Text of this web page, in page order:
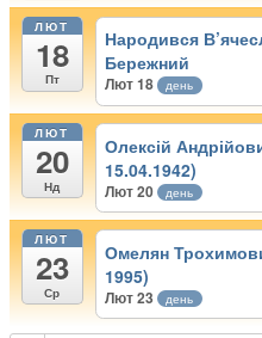
ЛЮТ
18
Пт
Народився
Бережний
Лют 18 день
ЛЮТ
20
Нд
Олексій
15.04.1942)
Лют 20 день
ЛЮТ
23
Ср
Омелян
1995)
Лют 23 день